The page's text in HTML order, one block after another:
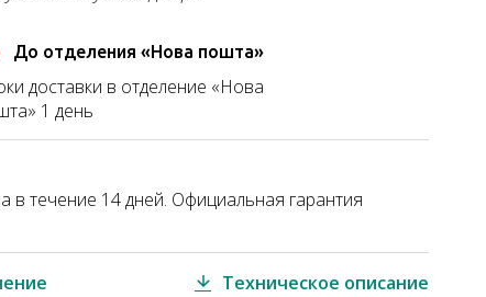
До отделения «Нова пошта»
доставки в отделение «Нова
1 день
течение 14 дней. Официальная гарантия
Техническое описание